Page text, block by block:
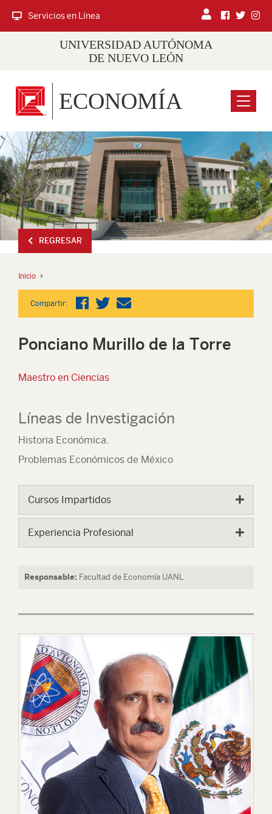
Servicios en Línea
UNIVERSIDAD AUTÓNOMA
DE NUEVO LEÓN
Menu
ECONOMÍA
REGRESAR
Inicio
Compartir:
Ponciano Murillo de la Torre
Maestro en Ciencias
Líneas de Investigación
Historia Económica.
Problemas Económicos de México
Cursos Impartidos
Experiencia Profesional
Responsable: Facultad de Economía UANL